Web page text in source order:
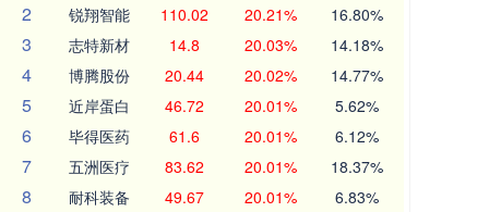
2 锐翔智能 110.02 20.21% 16.80%
3 志特新材 14.8 20.03% 14.18%
4 博腾股份 20.44 20.02% 14.77%
5 近岸蛋白 46.72 20.01% 5.62%
6 毕得医药 61.6 20.01% 6.12%
7 五洲医疗 83.62 20.01% 18.37%
8 耐科装备 49.67 20.01% 6.83%